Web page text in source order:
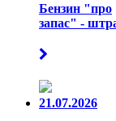
Бензин "про
запас" -
21.07.2026